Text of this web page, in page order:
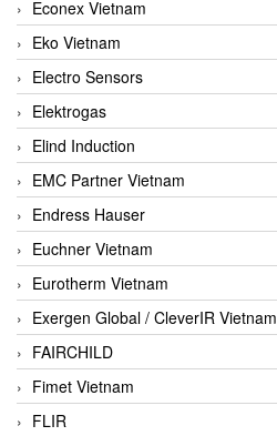
Econex Vietnam
Eko Vietnam
Electro Sensors
Elektrogas
Elind Induction
EMC Partner Vietnam
Endress Hauser
Euchner Vietnam
Eurotherm Vietnam
Exergen Global / CleverIR Vietnam
FAIRCHILD
Fimet Vietnam
FLIR